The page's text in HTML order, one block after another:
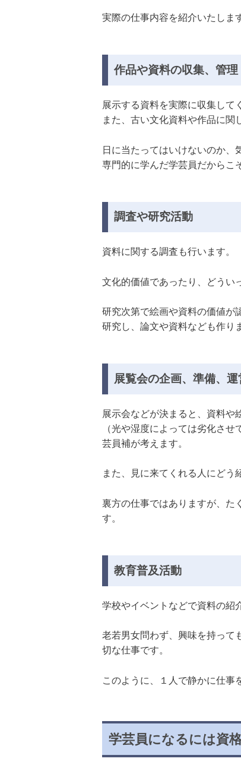
実際の仕事内容を紹介いたしま
作品や資料の収集、管理
展示する資料を実際に収集して
また、古い文化資料や作品に関
日に当たってはいけないのか、
専門的に学んだ学芸員だからこ
調査や研究活動
資料に関する調査も行います。
文化的価値であったり、どうい
研究次第で絵画や資料の価値が
研究し、論文や資料なども作り
展覧会の企画、準備、運
展示会などが決まると、資料や
（光や湿度によっては劣化さ
芸員補が考えます。
また、見に来てくれる人にどう
裏方の仕事ではありますが、た
す。
教育普及活動
学校やイベントなどで資料の紹
老若男女問わず、興味を持って
切な仕事です。
このように、１人で静かに仕事
学芸員になるには資